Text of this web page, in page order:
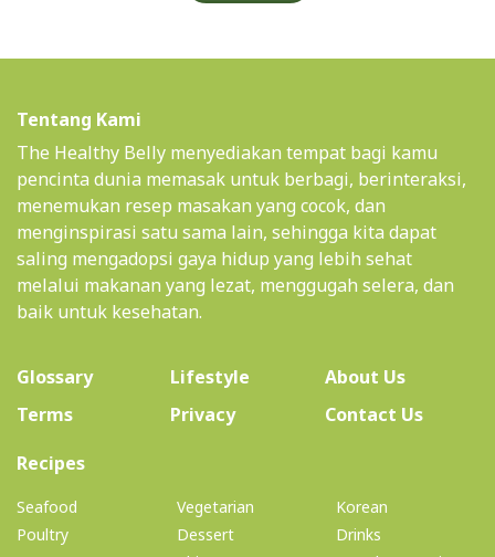
Tentang Kami
The Healthy Belly menyediakan tempat bagi kamu
pencinta dunia memasak untuk berbagi, berinteraksi,
menemukan resep masakan yang cocok, dan
menginspirasi satu sama lain, sehingga kita dapat
saling mengadopsi gaya hidup yang lebih sehat
melalui makanan yang lezat, menggugah selera, dan
baik untuk kesehatan.
Glossary Lifestyle About Us(current)
Terms
Privacy
Contact Us
Recipes(current)
Seafood
Poultry
Vegetarian
Dessert
Korean
Drinks